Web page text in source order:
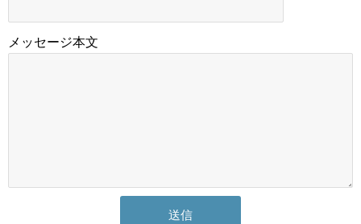
メッセージ本文